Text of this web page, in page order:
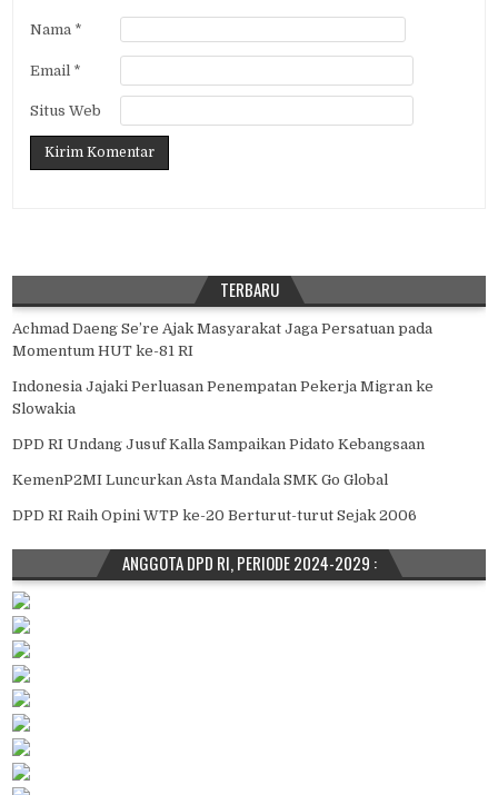
Nama *
Email *
Situs Web
TERBARU
Achmad Daeng Se’re Ajak Masyarakat Jaga Persatuan pada
Momentum HUT ke-81 RI
Indonesia Jajaki Perluasan Penempatan Pekerja Migran ke
Slowakia
DPD RI Undang Jusuf Kalla Sampaikan Pidato Kebangsaan
KemenP2MI Luncurkan Asta Mandala SMK Go Global
DPD RI Raih Opini WTP ke-20 Berturut-turut Sejak 2006
ANGGOTA DPD RI, PERIODE 2024-2029 :